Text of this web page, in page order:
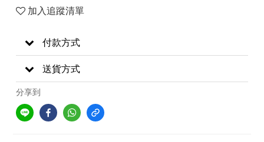
加入追蹤清單
付款方式
送貨方式
分享到